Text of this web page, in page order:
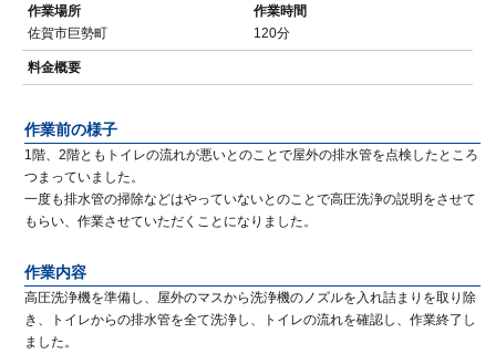
作業場所
佐賀市巨勢町
作業時間
120分
料金概要
作業前の様子
1階、2階ともトイレの流れが悪いとのことで屋外の排水管を点検したところ
つまっていました。
一度も排水管の掃除などはやっていないとのことで高圧洗浄の説明をさせて
もらい、作業させていただくことになりました。
作業内容
高圧洗浄機を準備し、屋外のマスから洗浄機のノズルを入れ詰まりを取り除
き、トイレからの排水管を全て洗浄し、トイレの流れを確認し、作業終了し
ました。